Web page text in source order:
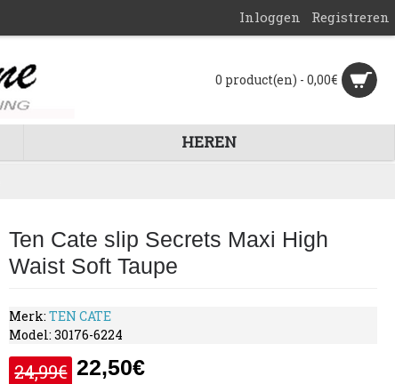
Inloggen Registreren
0 product(en) - 0,00€
HEREN
Ten Cate slip Secrets Maxi High
Waist Soft Taupe
Merk:TEN CATE
Model:30176-6224
24,99€ 22,50€